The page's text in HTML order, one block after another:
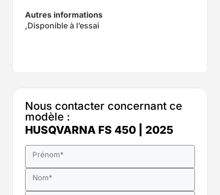
Autres informations
,Disponible à l’essai
Nous contacter concernant ce
modèle :
HUSQVARNA FS 450 | 2025
Prénom*
Nom*